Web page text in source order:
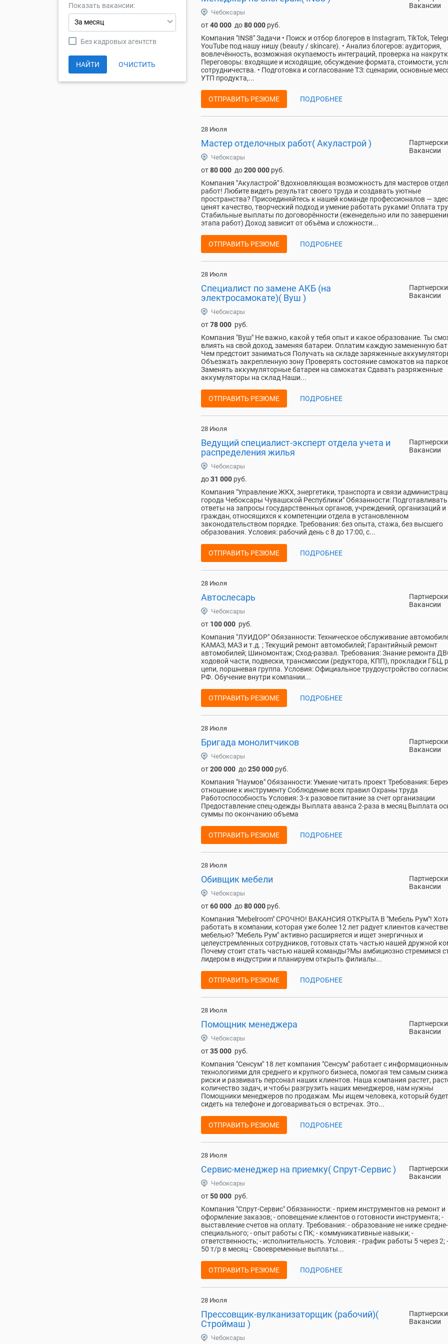
Вакансии
Чебоксары
от40 000 до80 000 руб.
Компания "INS8" Задачи • Поиск и отбор блогеров в Instagram, TikTok,
YouTube под нашу нишу (beauty / skincare). • Анализ блогеров: аудитория,
вовлечённость, возможная окупаемость интеграций, проверка на
Переговоры: входящие и исходящие, обсуждение формата, стоимости,
сотрудничества. • Подготовка и согласование ТЗ: сценарии, основные
УТП продукта,...
ОТПРАВИТЬ РЕЗЮМЕ ПОДРОБНЕЕ
28 Июля
Вакансии
Мастер отделочных работ( Акуластрой )
Чебоксары
от80 000 до200 000 руб.
Компания "Акуластрой" Вдохновляющая возможность для мастеров
работ! Любите видеть результат своего труда и создавать уютные
пространства? Присоединяйтесь к нашей команде профессионалов —
ценят качество, творческий подход и умение работать руками! Оплата
Стабильные выплаты по договорённости (еженедельно или по
этапа работ) Доход зависит от объёма и сложности...
ОТПРАВИТЬ РЕЗЮМЕ ПОДРОБНЕЕ
28 Июля
Вакансии
Специалист по замене АКБ (на
электросамокате)( Вуш )
Чебоксары
от78 000 руб.
Компания "Вуш" Не важно, какой у тебя опыт и какое образование. Ты
влиять на свой доход, заменяя батареи. Оплатим каждую замененную
Чем предстоит заниматься Получать на складе заряженные
Объезжать закрепленную зону Проверять состояние самокатов на
Заменять аккумуляторные батареи на самокатах Сдавать разряженные
аккумуляторы на склад Наши...
ОТПРАВИТЬ РЕЗЮМЕ ПОДРОБНЕЕ
28 Июля
Вакансии
Ведущий специалист-эксперт отдела учета и
распределения жилья
Чебоксары
до31 000 руб.
Компания "Управление ЖКХ, энергетики, транспорта и связи
города Чебоксары Чувашской Республики" Обязанности: Подготавливать
ответы на запросы государственных органов, учреждений, организаций и
граждан, относящихся к компетенции отдела в установленном
законодательством порядке. Требования: без опыта, стажа, без высшего
образования. Условия: рабочий день с 8 до 17:00, с...
ОТПРАВИТЬ РЕЗЮМЕ ПОДРОБНЕЕ
28 Июля
Вакансии
Автослесарь
Чебоксары
от 100 000 руб.
Компания "ЛУИДОР" Обязанности: Техническое обслуживание
КАМАЗ, МАЗ и т.д. ; Текущий ремонт автомобилей; Гарантийный ремонт
автомобилей; Шиномонтаж; Сход-развал. Требования: Знание ремонта
ходовой части, подвески, трансмиссии (редуктора, КПП), прокладки ГБЦ,
цепи, поршневая группа. Условия: Официальное трудоустройство
РФ. Обучение внутри компании...
ОТПРАВИТЬ РЕЗЮМЕ ПОДРОБНЕЕ
28 Июля
Вакансии
Бригада монолитчиков
Чебоксары
от200 000 до250 000 руб.
Компания "Наумов" Обязанности: Умение читать проект Требования:
отношение к инструменту Соблюдение всех правил Охраны труда
Работоспособность Условия: 3-х разовое питание за счет организации
Предоставление спец-одежды Выплата аванса 2-раза в месяц Выплата
суммы по окончанию объема
ОТПРАВИТЬ РЕЗЮМЕ ПОДРОБНЕЕ
28 Июля
Вакансии
Обивщик мебели
Чебоксары
от60 000 до80 000 руб.
Компания "Mebelroom" СРОЧНО! ВАКАНСИЯ ОТКРЫТА В "Мебель Рум"!
работать в компании, которая уже более 12 лет радует клиентов
мебелью? "Мебель Рум" активно расширяется и ищет энергичных и
целеустремленных сотрудников, готовых стать частью нашей дружной
Почему стоит стать частью нашей команды?Мы амбициозно стремимся
лидером в индустрии и планируем открыть филиалы...
ОТПРАВИТЬ РЕЗЮМЕ ПОДРОБНЕЕ
28 Июля
Вакансии
Помощник менеджера
Чебоксары
от35 000 руб.
Компания "Сенсум" 18 лет компания "Сенсум" работает с
технологиями для среднего и крупного бизнеса, помогая тем самым
риски и развивать персонал наших клиентов. Наша компания растет,
количество задач, и чтобы разгрузить наших менеджеров, нам нужны
Помощники менеджеров по продажам. Мы ищем человека, который будет
сидеть на телефоне и договариваться о встречах. Это...
ОТПРАВИТЬ РЕЗЮМЕ ПОДРОБНЕЕ
28 Июля
Вакансии
Сервис-менеджер на приемку( Спрут-Сервис )
Чебоксары
от50 000 руб.
Компания "Спрут-Сервис" Обязанности: - прием инструментов на ремонт и
оформление заказов; - оповещение клиентов о готовности инструмента; -
выставление счетов на оплату. Требования: - образование не ниже средне-
специального; - опыт работы с ПК; - коммуникативные навыки; -
ответственность; - исполнительность. Условия: - график работы 5 через 2;
50 т/р в месяц - Своевременные выплаты...
ОТПРАВИТЬ РЕЗЮМЕ ПОДРОБНЕЕ
28 Июля
Вакансии
Прессовщик-вулканизаторщик (рабочий)(
Строймаш )
Чебоксары
Показать вакансии:
За месяц
Без кадровых агентств
НАЙТИ ОЧИСТИТЬ